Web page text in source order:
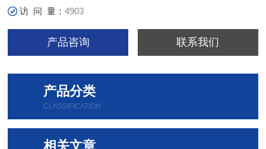
访 问 量：4903
产品咨询 联系我们
产品分类
CLASSIFICATION
相关文章